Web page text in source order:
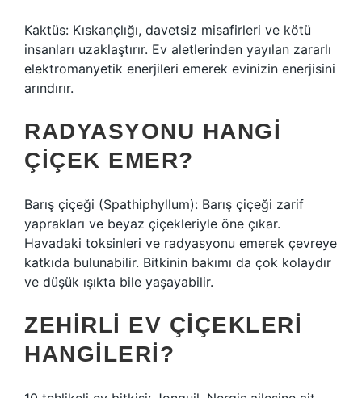
Kaktüs: Kıskançlığı, davetsiz misafirleri ve kötü
insanları uzaklaştırır. Ev aletlerinden yayılan zararlı
elektromanyetik enerjileri emerek evinizin enerjisini
arındırır.
RADYASYONU HANGI
ÇIÇEK EMER?
Barış çiçeği (Spathiphyllum): Barış çiçeği zarif
yaprakları ve beyaz çiçekleriyle öne çıkar.
Havadaki toksinleri ve radyasyonu emerek çevreye
katkıda bulunabilir. Bitkinin bakımı da çok kolaydır
ve düşük ışıkta bile yaşayabilir.
ZEHIRLI EV ÇIÇEKLERI
HANGILERI?